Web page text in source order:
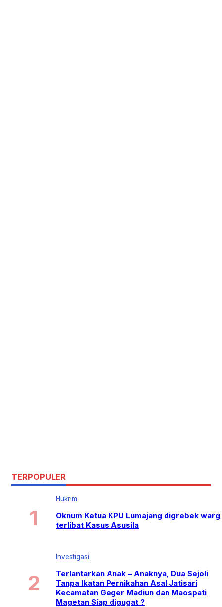
TERPOPULER
Hukrim
Oknum Ketua KPU Lumajang digrebek
terlibat Kasus Asusila
Investigasi
Terlantarkan Anak – Anaknya, Dua Sejoli
Tanpa Ikatan Pernikahan Asal Jatisari
Kecamatan Geger Madiun dan Maospati
Magetan Siap digugat ?